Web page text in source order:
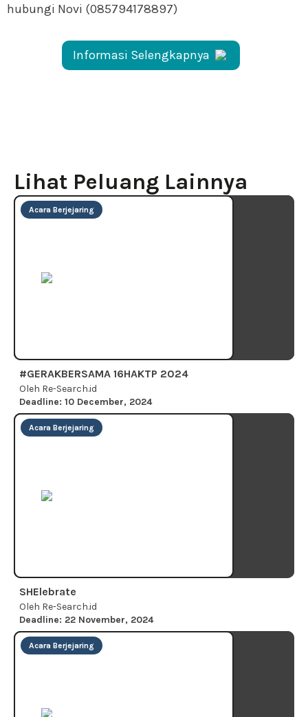
hubungi Novi (085794178897)
Informasi Selengkapnya
Lihat Peluang Lainnya
Acara Berjejaring
#GERAKBERSAMA 16HAKTP 2024
Oleh Re-Search.id
Deadline: 10 December, 2024
Acara Berjejaring
SHElebrate
Oleh Re-Search.id
Deadline: 22 November, 2024
Acara Berjejaring